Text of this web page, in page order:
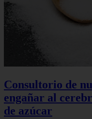
Consultorio de
engañar al
de azúcar